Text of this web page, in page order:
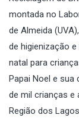
montada no
de Almeida
de higienização
natal para
Papai Noel e
de mil crianças e
Região dos